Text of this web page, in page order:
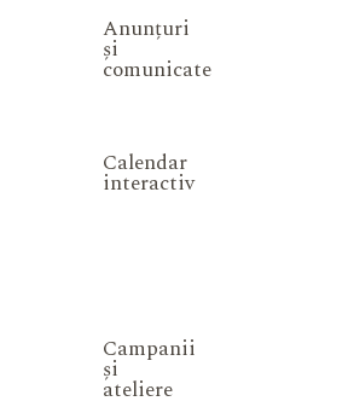
Anunțuri
și
comunicate
Calendar
interactiv
Campanii
și
ateliere